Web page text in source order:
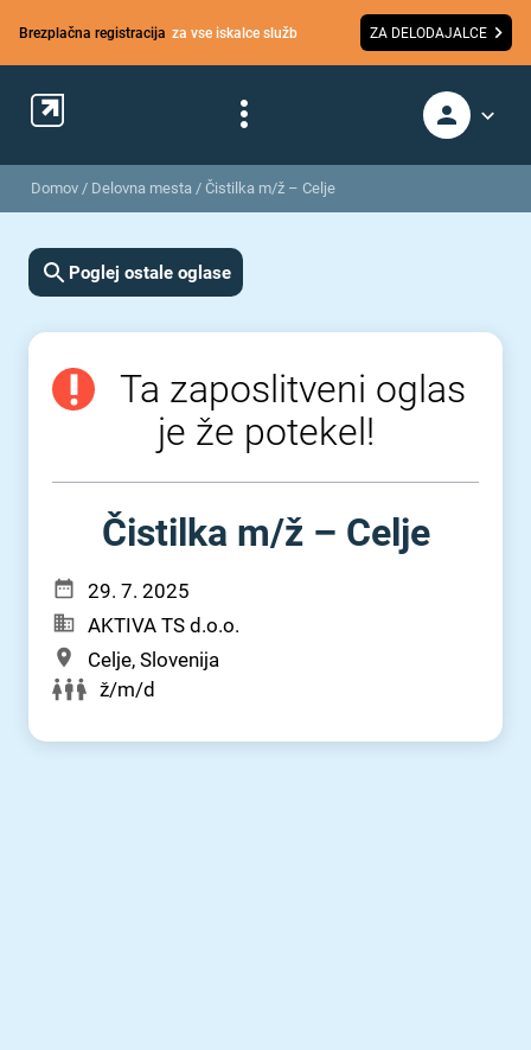
Brezplačna registracija za vse iskalce služb ZA DELODAJALCE
Domov / Delovna mesta / Čistilka m/ž – Celje
Poglej ostale oglase
Ta zaposlitveni oglas
je že potekel!
Čistilka m⁠/⁠ž – Celje
29. 7. 2025
AKTIVA TS d.o.o.
Celje, Slovenija
ž/m/d